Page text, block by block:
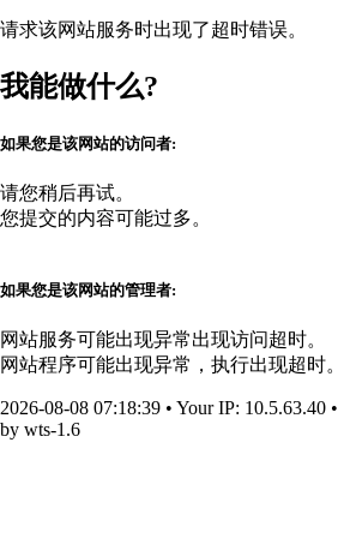
请求该网站服务时出现了超时错误。
我能做什么?
如果您是该网站的访问者:
请您稍后再试。
您提交的内容可能过多。
如果您是该网站的管理者:
网站服务可能出现异常出现访问超时。
网站程序可能出现异常，执行出现超时。
2026-08-08 07:18:39 • Your IP: 10.5.63.40 •
by wts-1.6